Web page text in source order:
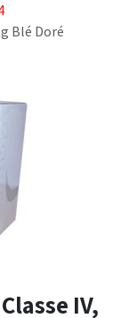
Blé Doré
IV,